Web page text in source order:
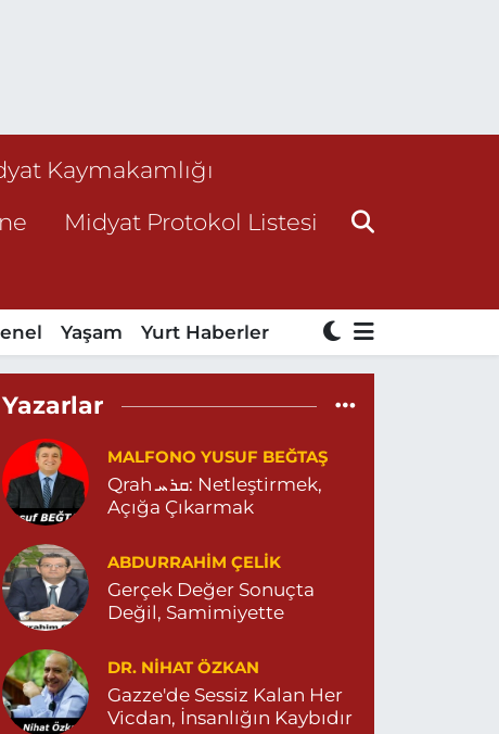
Kaymakamlığı
Midyat Protokol Listesi
Yaşam Yurt Haberler
Yazarlar
MALFONO YUSUF BEĞTAŞ
Qrah ܩܪܚ: Netleştirmek,
Açığa Çıkarmak
ABDURRAHIM ÇELİK
Gerçek Değer Sonuçta
Değil, Samimiyette
DR. NIHAT ÖZKAN
Gazze'de Sessiz Kalan Her
Vicdan, İnsanlığın Kaybıdır